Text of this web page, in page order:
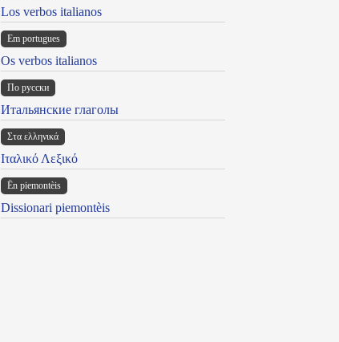
Los verbos italianos
Em portugues
Os verbos italianos
По русски
Итальянские глаголы
Στα ελληνικά
Ιταλικό Λεξικό
Ën piemontèis
Dissionari piemontèis